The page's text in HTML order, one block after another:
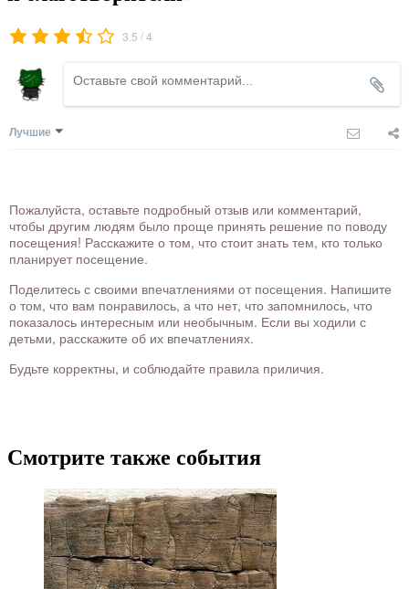
3.5 /4
Лучшие
Пожалуйста, оставьте подробный отзыв или комментарий,
чтобы другим людям было проще принять решение по поводу
посещения! Расскажите о том, что стоит знать тем, кто только
планирует посещение.
Поделитесь с своими впечатлениями от посещения. Напишите
о том, что вам понравилось, а что нет, что запомнилось, что
показалось интересным или необычным. Если вы ходили с
детьми, расскажите об их впечатлениях.
Будьте корректны, и соблюдайте правила приличия.
Смотрите также события